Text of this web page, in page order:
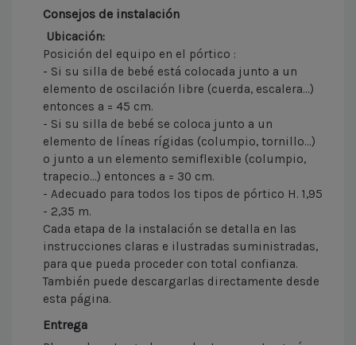
Consejos de instalación
Ubicación:
Posición del equipo en el pórtico :
- Si su silla de bebé está colocada junto a un
elemento de oscilación libre (cuerda, escalera...)
entonces a = 45 cm.
- Si su silla de bebé se coloca junto a un
elemento de líneas rígidas (columpio, tornillo...)
o junto a un elemento semiflexible (columpio,
trapecio...) entonces a = 30 cm.
- Adecuado para todos los tipos de pórtico H. 1,95
- 2,35 m.
Cada etapa de la instalación se detalla en las
instrucciones claras e ilustradas suministradas,
para que pueda proceder con total confianza.
También puede descargarlas directamente desde
esta página.
Entrega